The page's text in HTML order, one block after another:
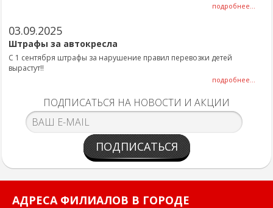
подробнее...
03.09.2025
Штрафы за автокресла
С 1 сентября штрафы за нарушение правил перевозки детей
вырастут!!
подробнее...
ПОДПИСАТЬСЯ НА НОВОСТИ И АКЦИИ
ПОДПИСАТЬСЯ
АДРЕСА ФИЛИАЛОВ В ГОРОДЕ